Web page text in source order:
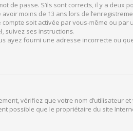
de passe. S’ils sont corrects, il y a deux
avoir moins de 13 ans lors de
soit activée par vous-même ou
suivez ses instructions.
ayez fourni une adresse incorrecte ou
vérifiez que votre nom d’utilisateur
possible que le propriétaire du site